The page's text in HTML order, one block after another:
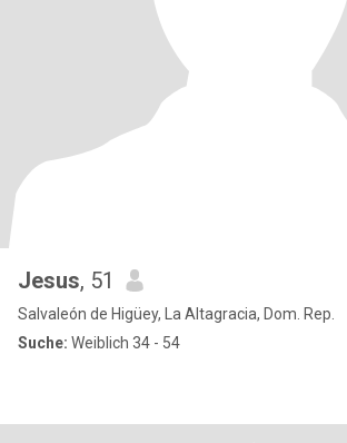
Jesus, 51
Salvaleón de Higüey, La Altagracia, Dom. Rep.
Suche: Weiblich 34 - 54